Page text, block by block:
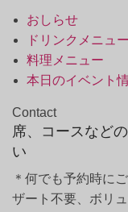
おしらせ
ドリンクメニュー
料理メニュー
本日のイベント
Contact
席、コースなど
い
＊何でも予約時に
ザート不要、ボリ